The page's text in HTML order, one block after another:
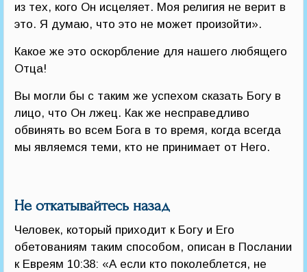
из тех, кого Он исцеляет. Моя религия не верит в
это. Я думаю, что это не может произойти».
Какое же это оскорбление для нашего любящего
Отца!
Вы могли бы с таким же успехом сказать Богу в
лицо, что Он лжец. Как же несправедливо
обвинять во всем Бога в то время, когда всегда
мы являемся теми, кто не принимает от Него.
Не откатывайтесь назад
Человек, который приходит к Богу и Его
обетованиям таким способом, описан в Послании
к Евреям 10:38: «А если кто поколеблется, не